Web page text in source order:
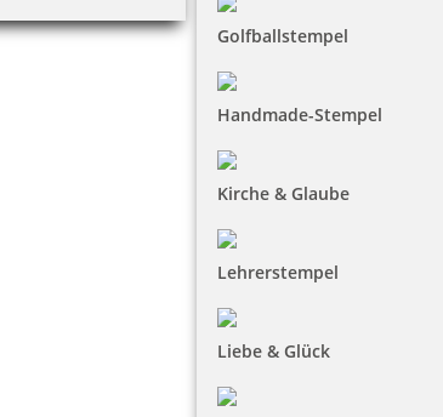
Golfballstempel
Handmade-Stempel
Kirche & Glaube
Lehrerstempel
Liebe & Glück